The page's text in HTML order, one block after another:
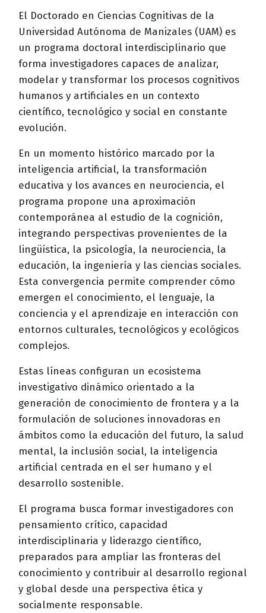
El Doctorado en Ciencias Cognitivas de la
Universidad Autónoma de Manizales (UAM) es
un programa doctoral interdisciplinario que
forma investigadores capaces de analizar,
modelar y transformar los procesos cognitivos
humanos y artificiales en un contexto
científico, tecnológico y social en constante
evolución.
En un momento histórico marcado por la
inteligencia artificial, la transformación
educativa y los avances en neurociencia, el
programa propone una aproximación
contemporánea al estudio de la cognición,
integrando perspectivas provenientes de la
lingüística, la psicología, la neurociencia, la
educación, la ingeniería y las ciencias sociales.
Esta convergencia permite comprender cómo
emergen el conocimiento, el lenguaje, la
conciencia y el aprendizaje en interacción con
entornos culturales, tecnológicos y ecológicos
complejos.
Estas líneas configuran un ecosistema
investigativo dinámico orientado a la
generación de conocimiento de frontera y a la
formulación de soluciones innovadoras en
ámbitos como la educación del futuro, la salud
mental, la inclusión social, la inteligencia
artificial centrada en el ser humano y el
desarrollo sostenible.
El programa busca formar investigadores con
pensamiento crítico, capacidad
interdisciplinaria y liderazgo científico,
preparados para ampliar las fronteras del
conocimiento y contribuir al desarrollo regional
y global desde una perspectiva ética y
socialmente responsable.